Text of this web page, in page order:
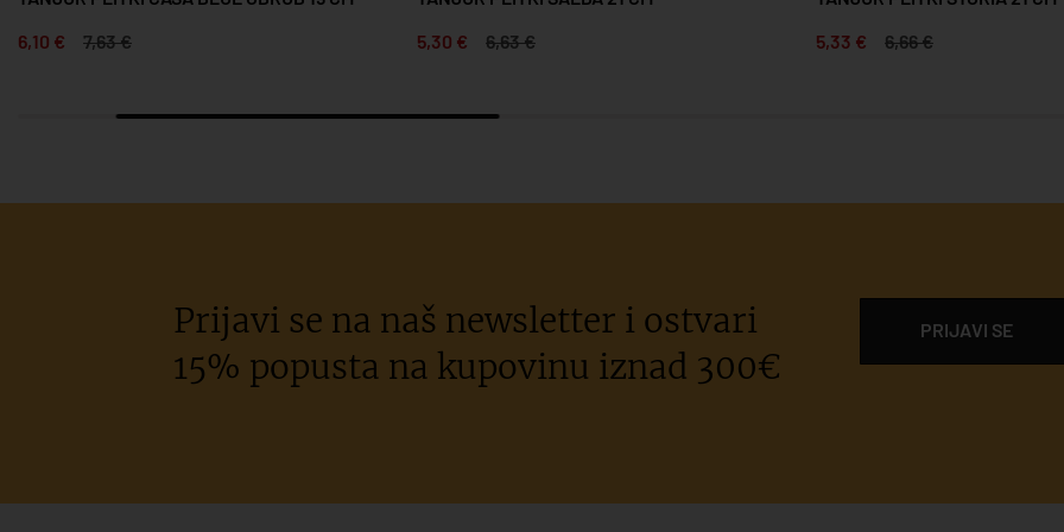
6,10 €
7,63 €
5,30 €
6,63 €
5,33 €
6,66 €
Prijavi se na naš newsletter i ostvari
15% popusta na kupovinu iznad 300€
PRIJAVI SE